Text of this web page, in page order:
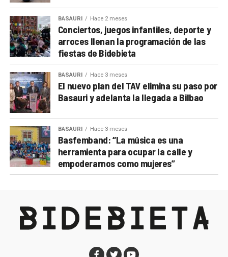
BASAURI Hace 2 meses
Conciertos, juegos infantiles, deporte y
arroces llenan la programación de las
fiestas de Bidebieta
BASAURI Hace 3 meses
El nuevo plan del TAV elimina su paso por
Basauri y adelanta la llegada a Bilbao
BASAURI Hace 3 meses
Basfemband: “La música es una
herramienta para ocupar la calle y
empoderarnos como mujeres”